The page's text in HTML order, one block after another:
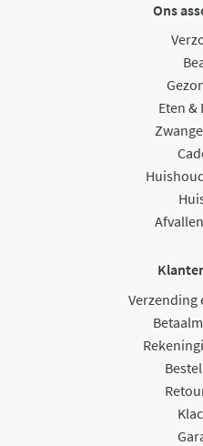
Ons
Eten &
Verzending